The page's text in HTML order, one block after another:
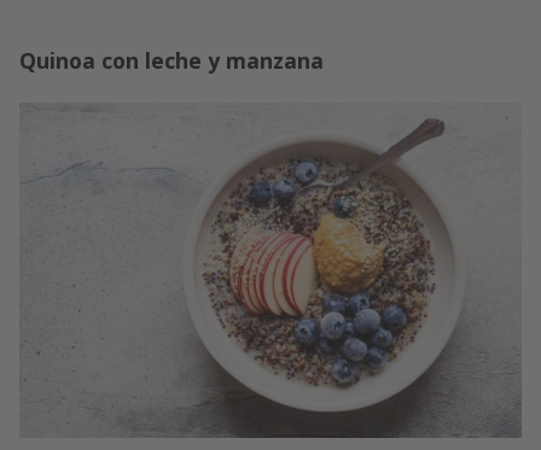
Quinoa con leche y manzana